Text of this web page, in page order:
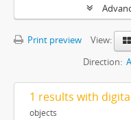
Print preview
View:
Direction:
1 results with
objects